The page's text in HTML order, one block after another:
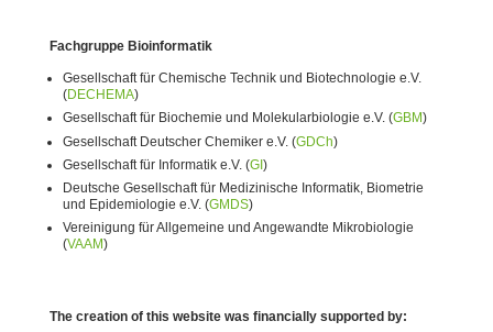
Fachgruppe Bioinformatik
Gesellschaft für Chemische Technik und Biotechnologie e.V.
(DECHEMA)
Gesellschaft für Biochemie und Molekularbiologie e.V. (GBM)
Gesellschaft Deutscher Chemiker e.V. (GDCh)
Gesellschaft für Informatik e.V. (GI)
Deutsche Gesellschaft für Medizinische Informatik, Biometrie
und Epidemiologie e.V. (GMDS)
Vereinigung für Allgemeine und Angewandte Mikrobiologie
(VAAM)
The creation of this website was financially supported by: